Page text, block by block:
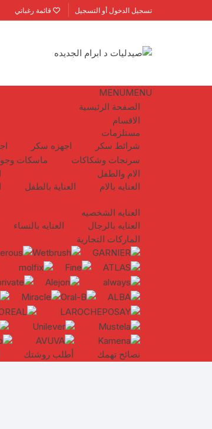
إلى
تسجيل الدخول أو التسجيل قائمة رغباتي
MENUMENU
الصفحة الرئيسية
الاقسام
مستلزمات
شرائط سكر
اجهزه سكر
سرنجات وشكاكات
ماسكات
الام والطفل
العنايه بالام
العناية بالطفل
العنايه الشخصيه
العنايه بالرجال
العنايه بالنساء
الماركات التجارية
نصائح تهمك أطلب روشتك